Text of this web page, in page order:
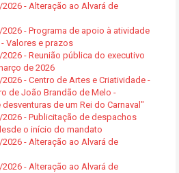
2026 - Alteração ao Alvará de
2026 - Programa de apoio à atividade
Valores e prazos
2026 - Reunião pública do executivo
de 2026
2026 - Centro de Artes e Criatividade -
de João Brandão de Melo -
desventuras de um Rei do Carnaval"
2026 - Publicitação de despachos
o início do mandato
2026 - Alteração ao Alvará de
2026 - Alteração ao Alvará de